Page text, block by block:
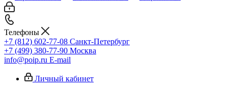
Телефоны
+7 (812) 602-77-08 Санкт-Петербург
+7 (499) 380-77-90 Москва
info@poip.ru E-mail
Личный кабинет